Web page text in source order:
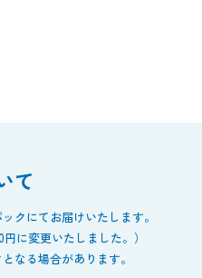
て
クにてお届けいたします。
に変更いたしました。）
なる場合があります。